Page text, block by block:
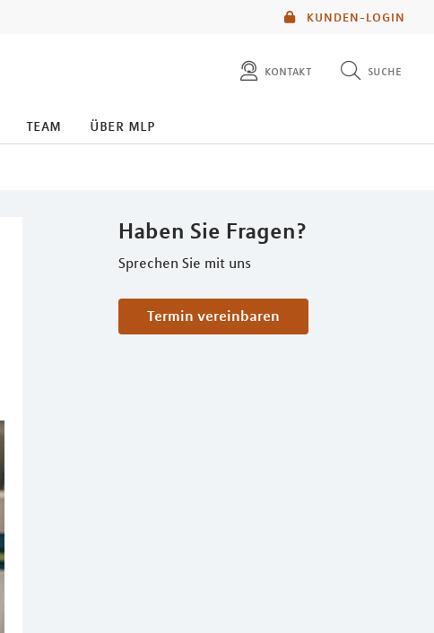
KUNDEN-LOGIN
kontakt suche
team über mlp
Haben Sie Fragen?
Sprechen Sie mit uns
Termin vereinbaren